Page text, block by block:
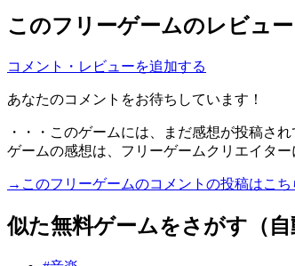
このフリーゲームのレビュー
コメント・レビューを追加する
あなたのコメントをお待ちしています！
・・・このゲームには、まだ感想が投稿さ
ゲームの感想は、フリーゲームクリエイタ
→このフリーゲームのコメントの投稿はこち
似た無料ゲームをさがす（自